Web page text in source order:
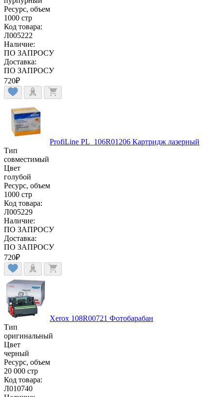
Ресурс, объем
1000 стр
Код товара:
Л005222
Наличие:
ПО ЗАПРОСУ
Доставка:
ПО ЗАПРОСУ
720₽
ProfiLine PL_106R01206 Картридж лазерный
Тип
совместимый
Цвет
голубой
Ресурс, объем
1000 стр
Код товара:
Л005229
Наличие:
ПО ЗАПРОСУ
Доставка:
ПО ЗАПРОСУ
720₽
Xerox 108R00721 Фотобарабан
Тип
оригинальный
Цвет
черный
Ресурс, объем
20 000 стр
Код товара:
Л010740